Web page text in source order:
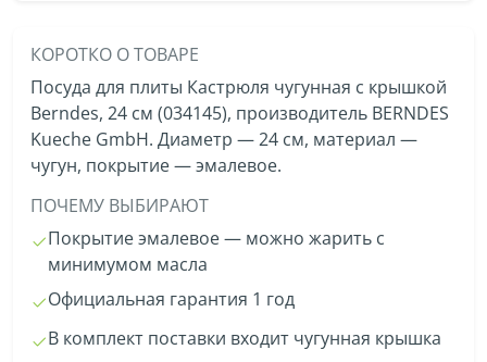
КОРОТКО О ТОВАРЕ
Посуда для плиты Кастрюля чугунная с крышкой
Berndes, 24 см (034145), производитель BERNDES
Kueche GmbH. Диаметр — 24 см, материал —
чугун, покрытие — эмалевое.
ПОЧЕМУ ВЫБИРАЮТ
Покрытие эмалевое — можно жарить с
минимумом масла
Официальная гарантия 1 год
В комплект поставки входит чугунная крышка